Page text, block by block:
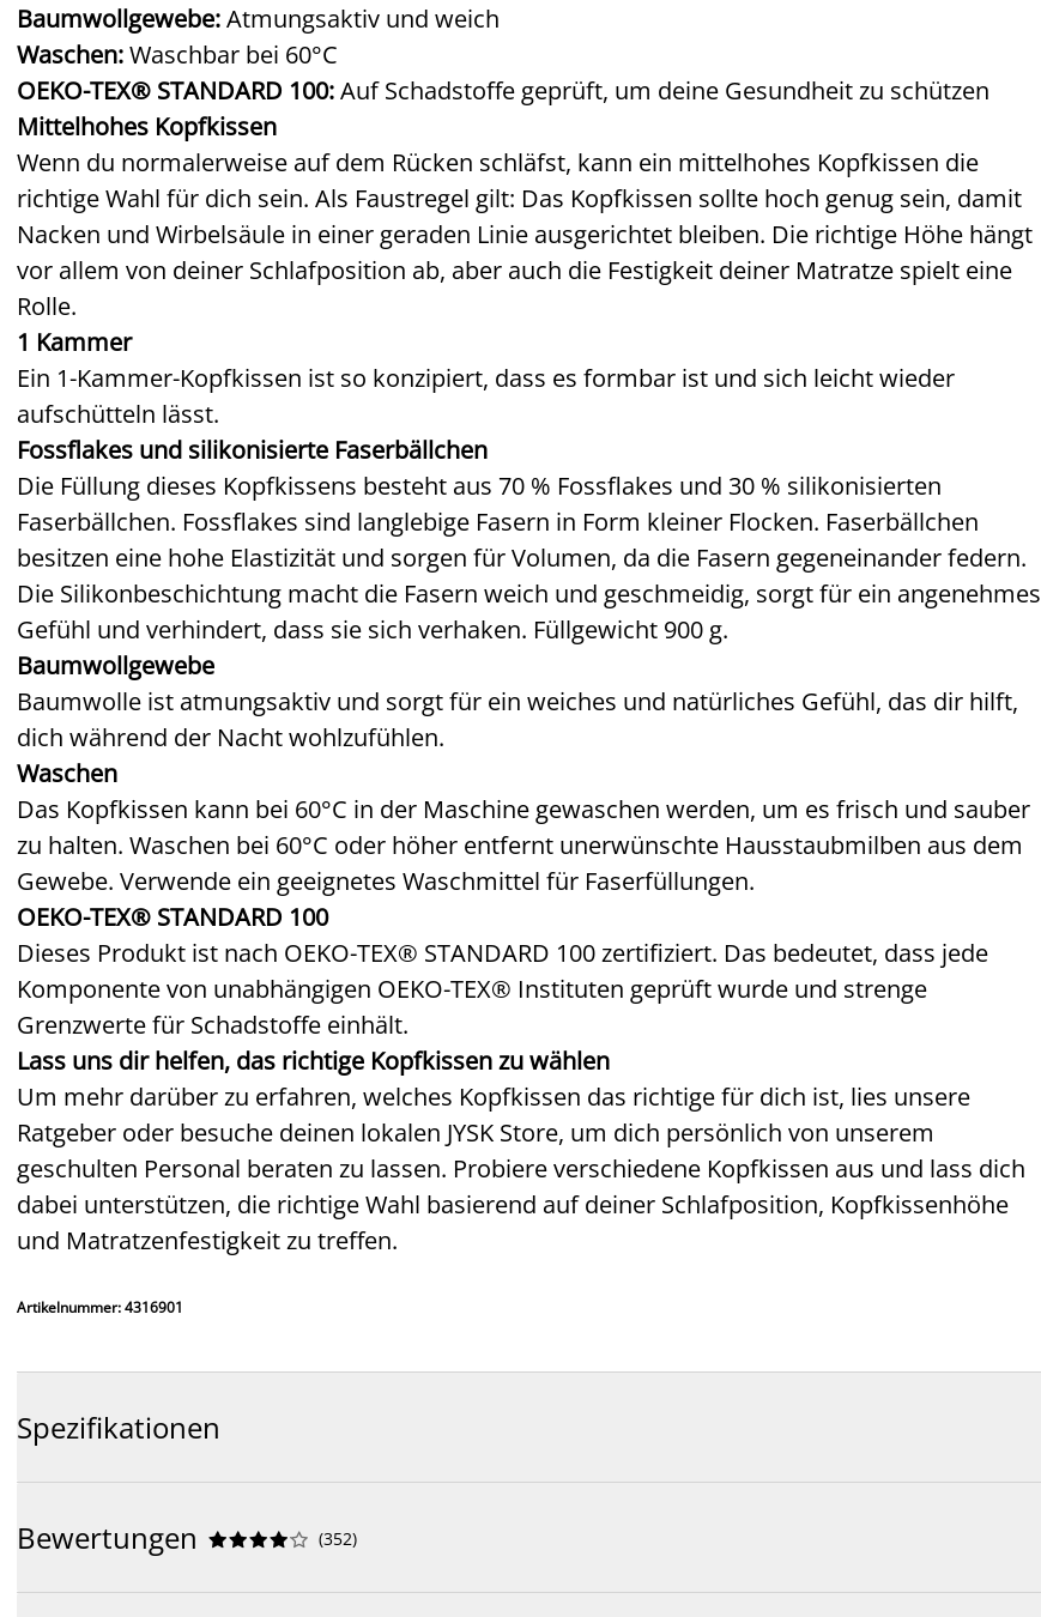
Baumwollgewebe:Atmungsaktiv und weich
Waschen:Waschbar bei 60°C
OEKO-TEX® STANDARD 100:Auf Schadstoffe geprüft, um deine Gesundheit zu schützen
Mittelhohes Kopfkissen
Wenn du normalerweise auf dem Rücken schläfst, kann ein mittelhohes Kopfkissen die
richtige Wahl für dich sein. Als Faustregel gilt: Das Kopfkissen sollte hoch genug sein, damit
Nacken und Wirbelsäule in einer geraden Linie ausgerichtet bleiben. Die richtige Höhe hängt
vor allem von deiner Schlafposition ab, aber auch die Festigkeit deiner Matratze spielt eine
Rolle.
1 Kammer
Ein 1-Kammer-Kopfkissen ist so konzipiert, dass es formbar ist und sich leicht wieder
aufschütteln lässt.
Fossflakes und silikonisierte Faserbällchen
Die Füllung dieses Kopfkissens besteht aus 70 % Fossflakes und 30 % silikonisierten
Faserbällchen. Fossflakes sind langlebige Fasern in Form kleiner Flocken. Faserbällchen
besitzen eine hohe Elastizität und sorgen für Volumen, da die Fasern gegeneinander federn.
Die Silikonbeschichtung macht die Fasern weich und geschmeidig, sorgt für ein angenehmes
Gefühl und verhindert, dass sie sich verhaken. Füllgewicht 900 g.
Baumwollgewebe
Baumwolle ist atmungsaktiv und sorgt für ein weiches und natürliches Gefühl, das dir hilft,
dich während der Nacht wohlzufühlen.
Waschen
Das Kopfkissen kann bei 60°C in der Maschine gewaschen werden, um es frisch und sauber
zu halten. Waschen bei 60°C oder höher entfernt unerwünschte Hausstaubmilben aus dem
Gewebe. Verwende ein geeignetes Waschmittel für Faserfüllungen.
OEKO-TEX® STANDARD 100
Dieses Produkt ist nach OEKO-TEX® STANDARD 100 zertifiziert. Das bedeutet, dass jede
Komponente von unabhängigen OEKO-TEX® Instituten geprüft wurde und strenge
Grenzwerte für Schadstoffe einhält.
Lass uns dir helfen, das richtige Kopfkissen zu wählen
Um mehr darüber zu erfahren, welches Kopfkissen das richtige für dich ist, lies unsere
Ratgeber oder besuche deinen lokalen JYSK Store, um dich persönlich von unserem
geschulten Personal beraten zu lassen. Probiere verschiedene Kopfkissen aus und lass dich
dabei unterstützen, die richtige Wahl basierend auf deiner Schlafposition, Kopfkissenhöhe
und Matratzenfestigkeit zu treffen.
Artikelnummer: 4316901
Spezifikationen
Bewertungen 




 (352)